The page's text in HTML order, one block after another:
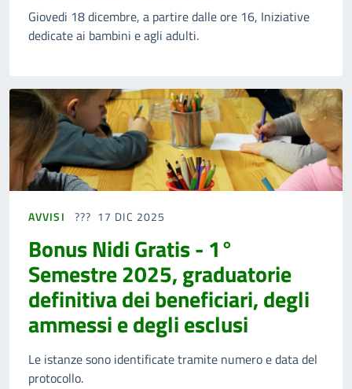
Giovedi 18 dicembre, a partire dalle ore 16, Iniziative
dedicate ai bambini e agli adulti.
AVVISI 17 DIC 2025
Bonus Nidi Gratis - 1°
Semestre 2025, graduatorie
definitiva dei beneficiari, degli
ammessi e degli esclusi
Le istanze sono identificate tramite numero e data del
protocollo.